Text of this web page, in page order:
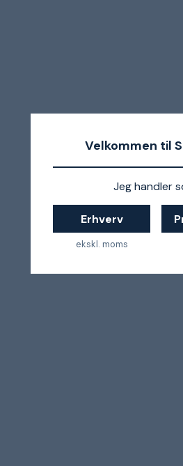
Velkommen til
Jeg handler
Erhverv
ekskl. moms